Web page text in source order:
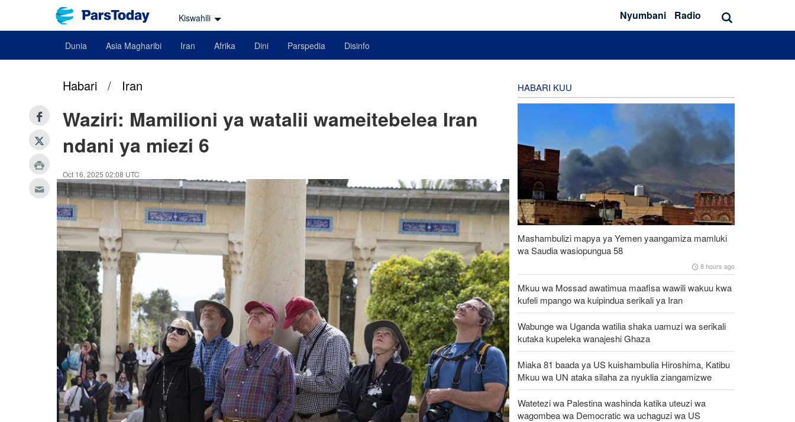
Kiswahili Nyumbani Radio
Dunia Asia Magharibi Iran Afrika Dini Parspedia Disinfo
Habari / Iran
Waziri: Mamilioni ya watalii wameitebelea Iran
ndani ya miezi 6
Oct 16, 2025 02:08 UTC
HABARI KUU
Mashambulizi mapya ya Yemen yaangamiza mamluki
wa Saudia wasiopungua 58
8 hours ago
Mkuu wa Mossad awatimua maafisa wawili wakuu kwa
kufeli mpango wa kuipindua serikali ya Iran
Wabunge wa Uganda watilia shaka uamuzi wa serikali
kutaka kupeleka wanajeshi Ghaza
Miaka 81 baada ya US kuishambulia Hiroshima, Katibu
Mkuu wa UN ataka silaha za nyuklia ziangamizwe
Watetezi wa Palestina washinda katika uteuzi wa
wagombea wa Democratic wa uchaguzi wa US